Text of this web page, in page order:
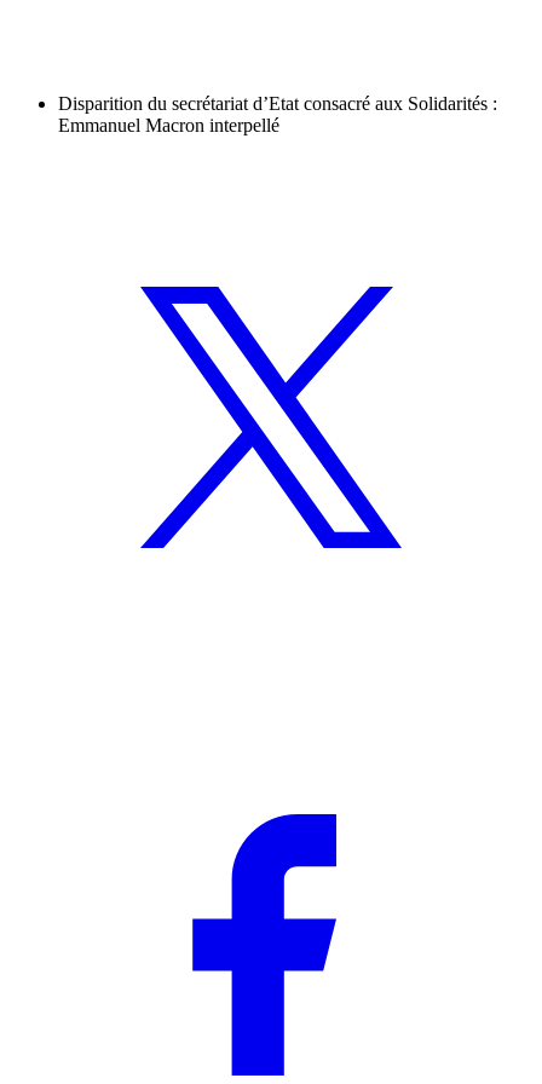
Disparition du secrétariat d’Etat consacré aux Solidarités :
Emmanuel Macron interpellé